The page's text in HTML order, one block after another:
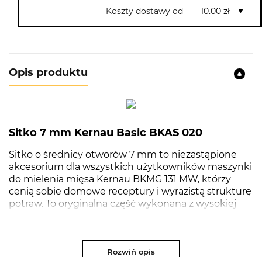
Koszty dostawy od 10.00 zł
Opis produktu
Sitko 7 mm Kernau Basic BKAS 020
Sitko o średnicy otworów 7 mm to niezastąpione
akcesorium dla wszystkich użytkowników maszynki
do mielenia mięsa Kernau BKMG 131 MW, którzy
cenią sobie domowe receptury i wyrazistą strukturę
potraw. To oryginalna część wykonana z wysokiej
Rozwiń opis